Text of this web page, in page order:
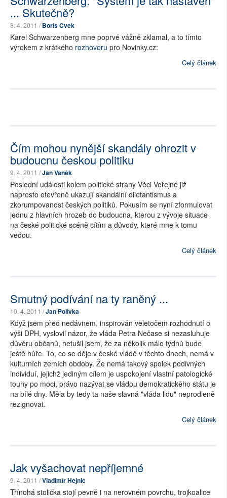
... Skutečně?
8. 4. 2011 /Boris Cvek
Karel Schwarzenberg mne poprvé vážně zklamal, a to tímto
výrokem z krátkého rozhovoru pro Novinky.cz:
Celý článek
Čím mohou nynější skandály ohrozit v
budoucnu českou politiku
9. 4. 2011 /Jan Vaněk
Poslední události kolem politické strany Věci Veřejné již
naprosto otevřeně ukazují skandální diletantismus a
zkorumpovanost českých politiků. Pokusím se nyní zformulovat
jednu z hlavních hrozeb do budoucna, kterou z vývoje situace
na české politické scéně cítím a důvody, které mne k tomu
vedou.
Celý článek
Smutný podívání na ty raněný ...
10. 4. 2011 /Jan Polívka
Když jsem před nedávnem, inspirován veletočem rozhodnutí o
výši DPH, vyslovil názor, že vláda Petra Nečase si nezasluhuje
důvěru občanů, netušil jsem, že za několik málo týdnů bude
ještě hůře. To, co se děje v české vládě v těchto dnech, nemá v
kulturních zemích obdoby. Že nemá takový spolek podivných
individuí, jejichž jediným cílem je uspokojení vlastní patologické
touhy po moci, právo nazývat se vládou demokratického státu je
na bílé dny. Měla by tedy ta naše slavná "vláda lidu" neprodleně
rezignovat.
Celý článek
Jak vyšachovat nepříjemné
9. 4. 2011 /Vladimír Hejnic
Třínohá stolička stojí pevně i na nerovném povrchu, trojkoalice